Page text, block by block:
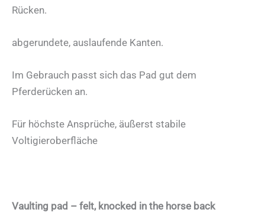
Rücken.
abgerundete, auslaufende Kanten.
Im Gebrauch passt sich das Pad gut dem
Pferderücken an.
Für höchste Ansprüche, äußerst stabile
Voltigieroberfläche
Vaulting pad – felt, knocked in the horse back